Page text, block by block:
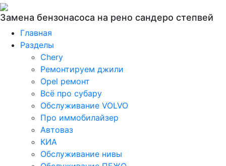
Замена бензонасоса на рено сандеро степвей
Главная
Разделы
Chery
Ремонтируем джили
Opel ремонт
Всё про субару
Обслуживание VOLVO
Про иммобилайзер
Автоваз
КИА
Обслуживание нивы